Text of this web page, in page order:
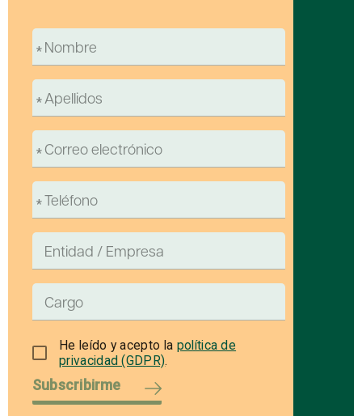
He leído y acepto la política de
privacidad (GDPR).
Subscribirme